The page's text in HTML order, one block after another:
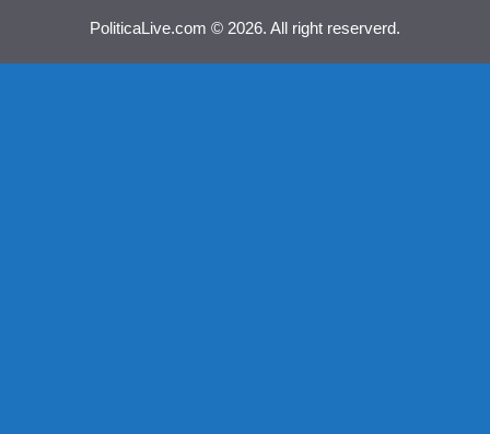
PoliticaLive.com © 2026. All right reserverd.